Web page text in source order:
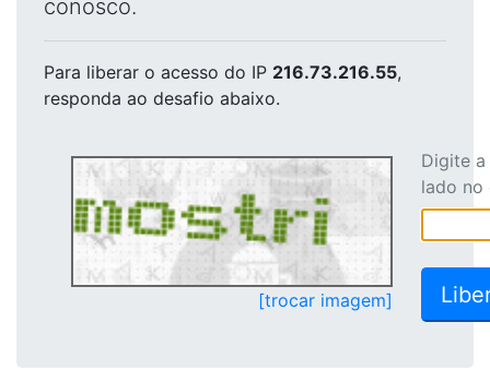
conosco.
Para liberar o acesso do IP 216.73.216.55,
responda ao desafio abaixo.
[trocar imagem]
Digite
lado no